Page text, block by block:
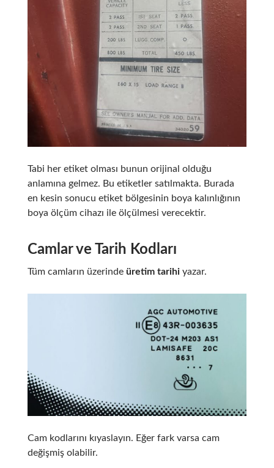
Tabi her etiket olması bunun orijinal olduğu
anlamına gelmez. Bu etiketler satılmakta. Burada
en kesin sonucu etiket bölgesinin boya kalınlığının
boya ölçüm cihazı ile ölçülmesi verecektir.
Camlar ve Tarih Kodları
Tüm camların üzerinde üretim tarihiyazar.
Cam kodlarını kıyaslayın. Eğer fark varsa cam
değişmiş olabilir.